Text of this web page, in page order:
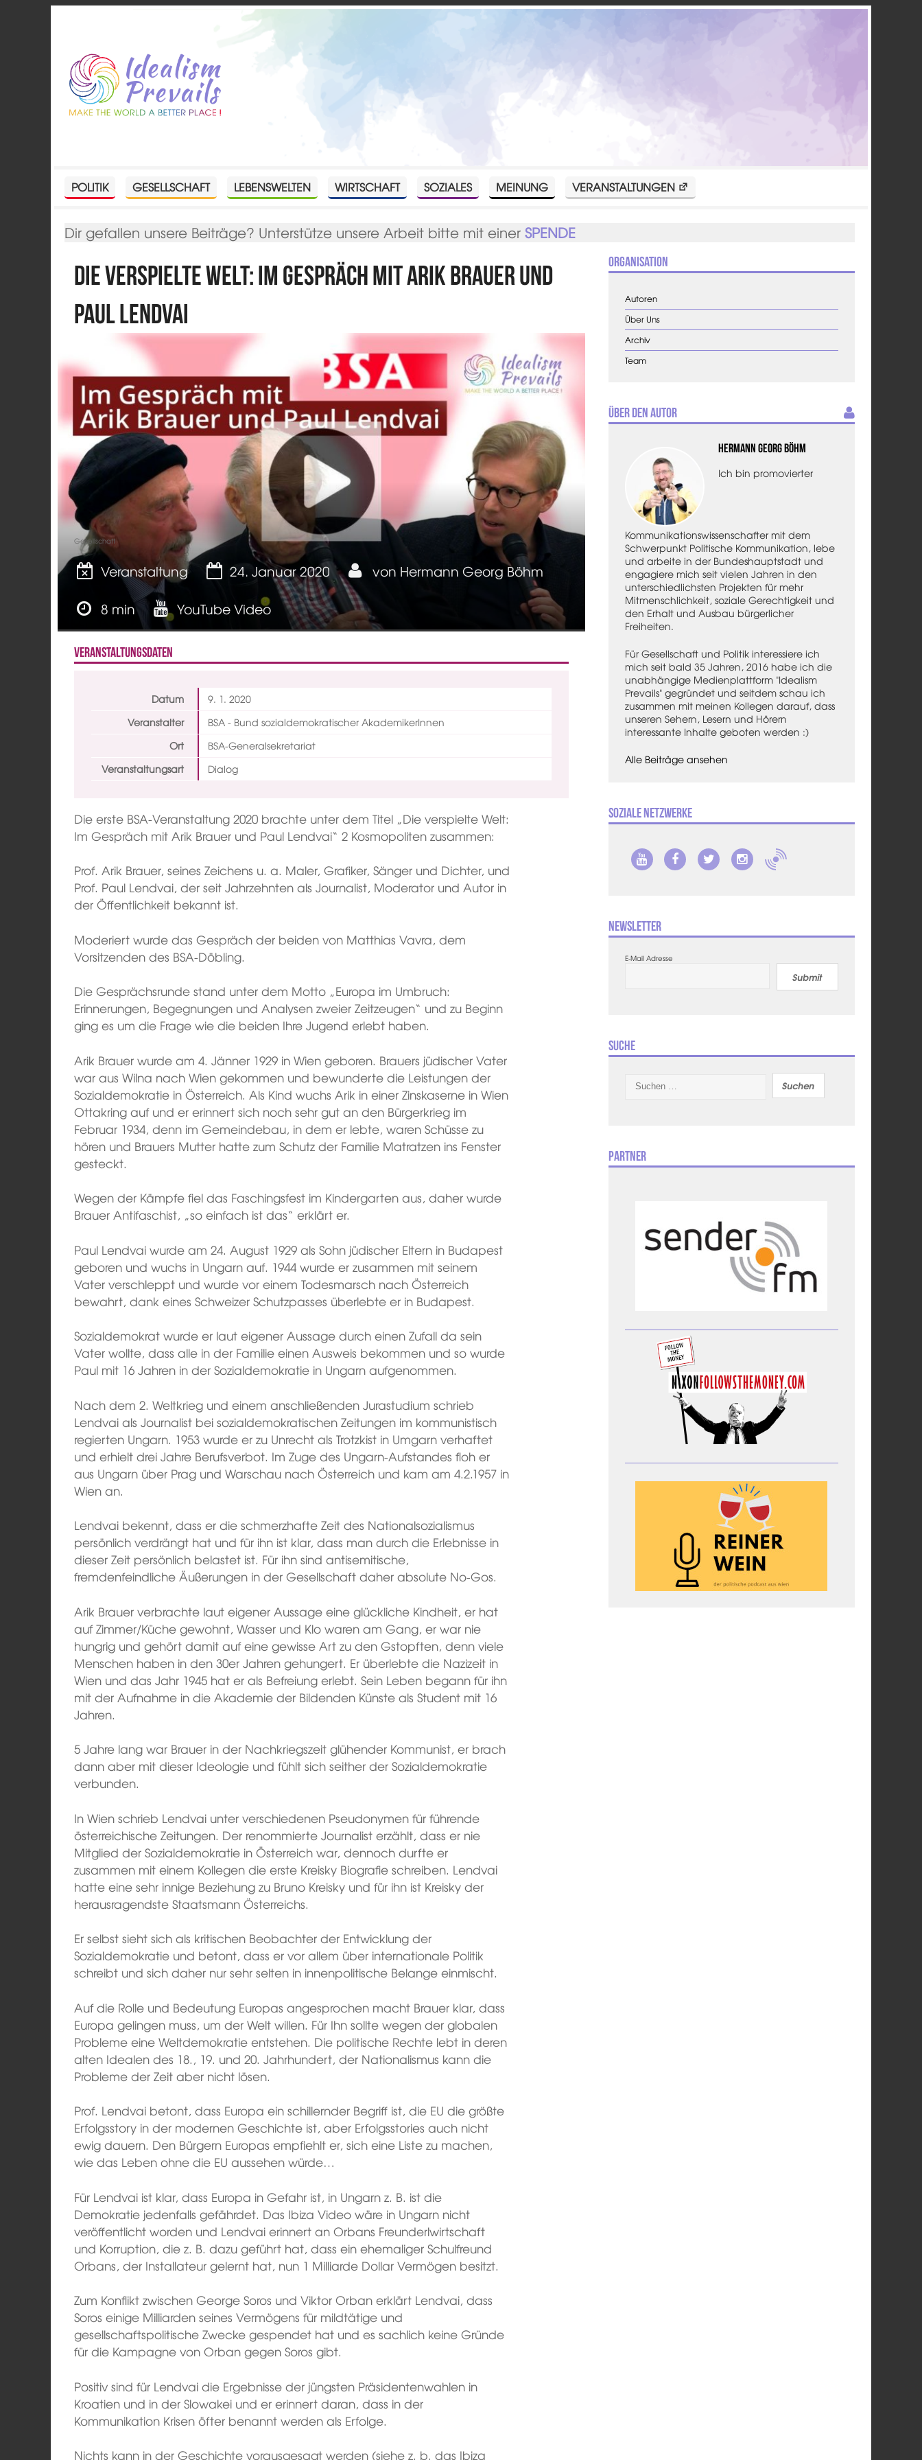
POLITIK GESELLSCHAFT LEBENSWELTEN WIRTSCHAFT SOZIALES MEINUNG VERANSTALTUNGEN
Dir gefallen unsere Beiträge? Unterstütze unsere Arbeit bitte mit einerSPENDE
Die verspielte Welt: Im Gespräch mit Arik Brauer und
Paul Lendvai
Gesellschaft
Veranstaltung 24. Januar 2020 von Hermann Georg Böhm
8 min
YouTube Video
Veranstaltungsdaten
Datum 9. 1. 2020
Veranstalter
BSA - Bund sozialdemokratischer AkademikerInnen
Ort
BSA-Generalsekretariat
Veranstaltungsart
Dialog
Die erste BSA-Veranstaltung 2020 brachte unter dem Titel „Die verspielte Welt:
Im Gespräch mit Arik Brauer und Paul Lendvai“ 2 Kosmopoliten zusammen:
Prof. Arik Brauer, seines Zeichens u. a. Maler, Grafiker, Sänger und Dichter, und
Prof. Paul Lendvai, der seit Jahrzehnten als Journalist, Moderator und Autor in
der Öffentlichkeit bekannt ist.
Moderiert wurde das Gespräch der beiden von Matthias Vavra, dem
Vorsitzenden des BSA-Döbling.
Die Gesprächsrunde stand unter dem Motto „Europa im Umbruch:
Erinnerungen, Begegnungen und Analysen zweier Zeitzeugen“ und zu Beginn
ging es um die Frage wie die beiden Ihre Jugend erlebt haben.
Arik Brauer wurde am 4. Jänner 1929 in Wien geboren. Brauers jüdischer Vater
war aus Wilna nach Wien gekommen und bewunderte die Leistungen der
Sozialdemokratie in Österreich. Als Kind wuchs Arik in einer Zinskaserne in Wien
Ottakring auf und er erinnert sich noch sehr gut an den Bürgerkrieg im
Februar 1934, denn im Gemeindebau, in dem er lebte, waren Schüsse zu
hören und Brauers Mutter hatte zum Schutz der Familie Matratzen ins Fenster
gesteckt.
Wegen der Kämpfe fiel das Faschingsfest im Kindergarten aus, daher wurde
Brauer Antifaschist, „so einfach ist das“ erklärt er.
Paul Lendvai wurde am 24. August 1929 als Sohn jüdischer Eltern in Budapest
geboren und wuchs in Ungarn auf. 1944 wurde er zusammen mit seinem
Vater verschleppt und wurde vor einem Todesmarsch nach Österreich
bewahrt, dank eines Schweizer Schutzpasses überlebte er in Budapest.
Sozialdemokrat wurde er laut eigener Aussage durch einen Zufall da sein
Vater wollte, dass alle in der Familie einen Ausweis bekommen und so wurde
Paul mit 16 Jahren in der Sozialdemokratie in Ungarn aufgenommen.
Nach dem 2. Weltkrieg und einem anschließenden Jurastudium schrieb
Lendvai als Journalist bei sozialdemokratischen Zeitungen im kommunistisch
regierten Ungarn. 1953 wurde er zu Unrecht als Trotzkist in Umgarn verhaftet
und erhielt drei Jahre Berufsverbot. Im Zuge des Ungarn-Aufstandes floh er
aus Ungarn über Prag und Warschau nach Österreich und kam am 4.2.1957 in
Wien an.
Lendvai bekennt, dass er die schmerzhafte Zeit des Nationalsozialismus
persönlich verdrängt hat und für ihn ist klar, dass man durch die Erlebnisse in
dieser Zeit persönlich belastet ist. Für ihn sind antisemitische,
fremdenfeindliche Äußerungen in der Gesellschaft daher absolute No-Gos.
Arik Brauer verbrachte laut eigener Aussage eine glückliche Kindheit, er hat
auf Zimmer/Küche gewohnt, Wasser und Klo waren am Gang, er war nie
hungrig und gehört damit auf eine gewisse Art zu den Gstopften, denn viele
Menschen haben in den 30er Jahren gehungert. Er überlebte die Nazizeit in
Wien und das Jahr 1945 hat er als Befreiung erlebt. Sein Leben begann für ihn
mit der Aufnahme in die Akademie der Bildenden Künste als Student mit 16
Jahren.
5 Jahre lang war Brauer in der Nachkriegszeit glühender Kommunist, er brach
dann aber mit dieser Ideologie und fühlt sich seither der Sozialdemokratie
verbunden.
In Wien schrieb Lendvai unter verschiedenen Pseudonymen für führende
österreichische Zeitungen. Der renommierte Journalist erzählt, dass er nie
Mitglied der Sozialdemokratie in Österreich war, dennoch durfte er
zusammen mit einem Kollegen die erste Kreisky Biografie schreiben. Lendvai
hatte eine sehr innige Beziehung zu Bruno Kreisky und für ihn ist Kreisky der
herausragendste Staatsmann Österreichs.
Er selbst sieht sich als kritischen Beobachter der Entwicklung der
Sozialdemokratie und betont, dass er vor allem über internationale Politik
schreibt und sich daher nur sehr selten in innenpolitische Belange einmischt.
Auf die Rolle und Bedeutung Europas angesprochen macht Brauer klar, dass
Europa gelingen muss, um der Welt willen. Für Ihn sollte wegen der globalen
Probleme eine Weltdemokratie entstehen. Die politische Rechte lebt in deren
alten Idealen des 18., 19. und 20. Jahrhundert, der Nationalismus kann die
Probleme der Zeit aber nicht lösen.
Prof. Lendvai betont, dass Europa ein schillernder Begriff ist, die EU die größte
Erfolgsstory in der modernen Geschichte ist, aber Erfolgsstories auch nicht
ewig dauern. Den Bürgern Europas empfiehlt er, sich eine Liste zu machen,
wie das Leben ohne die EU aussehen würde…
Für Lendvai ist klar, dass Europa in Gefahr ist, in Ungarn z. B. ist die
Demokratie jedenfalls gefährdet. Das Ibiza Video wäre in Ungarn nicht
veröffentlicht worden und Lendvai erinnert an Orbans Freunderlwirtschaft
und Korruption, die z. B. dazu geführt hat, dass ein ehemaliger Schulfreund
Orbans, der Installateur gelernt hat, nun 1 Milliarde Dollar Vermögen besitzt.
Zum Konflikt zwischen George Soros und Viktor Orban erklärt Lendvai, dass
Soros einige Milliarden seines Vermögens für mildtätige und
gesellschaftspolitische Zwecke gespendet hat und es sachlich keine Gründe
für die Kampagne von Orban gegen Soros gibt.
Positiv sind für Lendvai die Ergebnisse der jüngsten Präsidentenwahlen in
Kroatien und in der Slowakei und er erinnert daran, dass in der
Kommunikation Krisen öfter benannt werden als Erfolge.
Nichts kann in der Geschichte vorausgesagt werden (siehe z. b. das Ibiza
Organisation
Autoren
Über Uns
Archiv
Team
Über den Autor
Hermann Georg Böhm
Ich bin promovierter
Kommunikationswissenschafter mit dem
Schwerpunkt Politische Kommunikation, lebe
und arbeite in der Bundeshauptstadt und
engagiere mich seit vielen Jahren in den
unterschiedlichsten Projekten für mehr
Mitmenschlichkeit, soziale Gerechtigkeit und
den Erhalt und Ausbau bürgerlicher
Freiheiten.
Für Gesellschaft und Politik interessiere ich
mich seit bald 35 Jahren, 2016 habe ich die
unabhängige Medienplattform "Idealism
Prevails" gegründet und seitdem schau ich
zusammen mit meinen Kollegen darauf, dass
unseren Sehern, Lesern und Hörern
interessante Inhalte geboten werden :)
Alle Beiträge ansehen
Soziale Netzwerke
Newsletter
E-Mail Adresse
Submit
Suche
nach:
Partner